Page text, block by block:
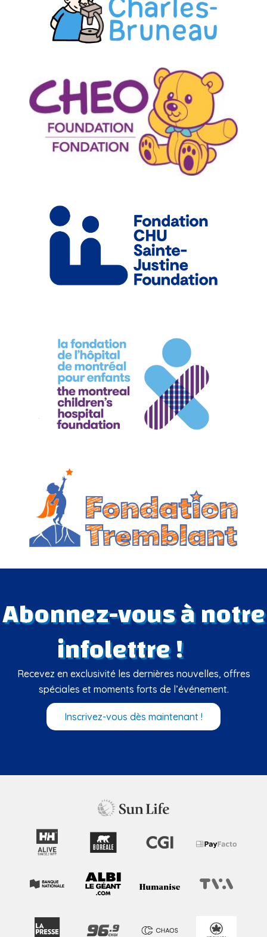
Abonnez-vous à notre
infolettre !
Recevez en exclusivité les dernières nouvelles, offres
spéciales et moments forts de l’événement.
Inscrivez-vous dès maintenant !